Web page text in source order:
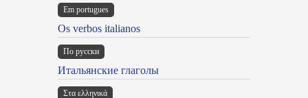
Em portugues
Os verbos italianos
По русски
Итальянские глаголы
Στα ελληνικά